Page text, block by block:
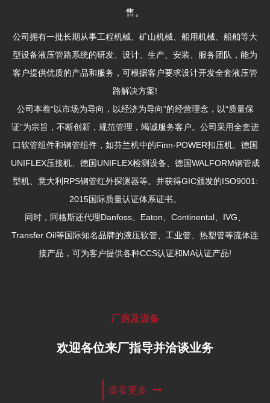
售。
公司拥有一批长期从事工程机械、矿山机械、船用机械、船舶等大
型设备液压管路系统的研发、设计、生产、安装、服务团队，能为
客户提供优质的产品和服务，可根据客户要求设计开发全套液压管
路解决方案!
公司本着“以市场为导向，以经济为导向”的经营理念，以“质量保
证”为宗旨，不断创新，规范管理，竭诚服务客户。公司采用全套进
口软管组件和钢管组件，如芬兰机中的Finn-POWER扣压机、德国
UNIFLEX压接机、德国UNIFLEX检测设备、德国WALFORM钢管成
型机、意大利RPS钢管红外探测器等。并获得GIC颁发的ISO9001:
2015国际质量认证体系证书。
同时，阿格斯还代理Danfoss、Eaton、Continental、IVG、
Transfer Oil等国际知名品牌的液压软管、工业管、热塑管等流体连
接产品，可为客户提供各种CCS认证和MA认证产品!
厂房及设备
欢迎各位来厂指导并洽谈业务
查看更多